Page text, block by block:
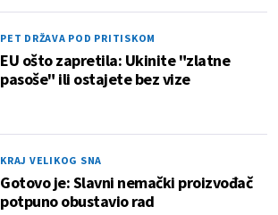
PET DRŽAVA POD PRITISKOM
EU ošto zapretila: Ukinite "zlatne
pasoše" ili ostajete bez vize
KRAJ VELIKOG SNA
Gotovo je: Slavni nemački proizvođač
potpuno obustavio rad